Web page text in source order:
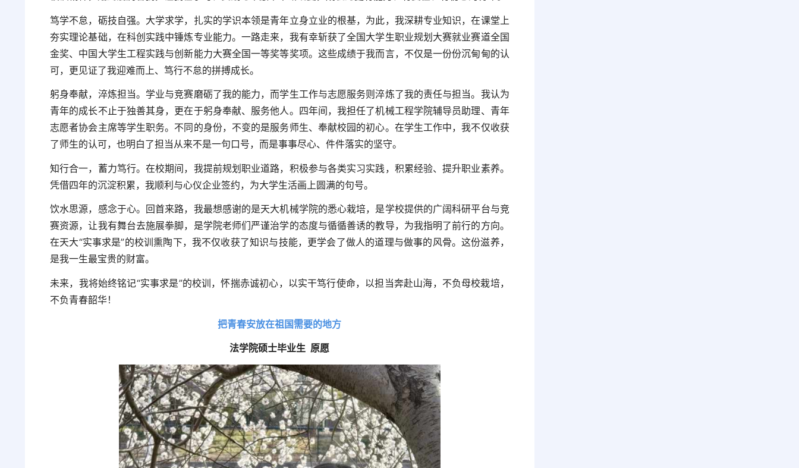
笃学不怠，砺技自强。大学求学，扎实的学识本领是青年立身立业的根基，为此，我深耕专业知识，在课堂上
夯实理论基础，在科创实践中锤炼专业能力。一路走来，我有幸斩获了全国大学生职业规划大赛就业赛道全国
金奖、中国大学生工程实践与创新能力大赛全国一等奖等奖项。这些成绩于我而言，不仅是一份份沉甸甸的认
可，更见证了我迎难而上、笃行不怠的拼搏成长。
躬身奉献，淬炼担当。学业与竞赛磨砺了我的能力，而学生工作与志愿服务则淬炼了我的责任与担当。我认为
青年的成长不止于独善其身，更在于躬身奉献、服务他人。四年间，我担任了机械工程学院辅导员助理、青年
志愿者协会主席等学生职务。不同的身份，不变的是服务师生、奉献校园的初心。在学生工作中，我不仅收获
了师生的认可，也明白了担当从来不是一句口号，而是事事尽心、件件落实的坚守。
知行合一，蓄力笃行。在校期间，我提前规划职业道路，积极参与各类实习实践，积累经验、提升职业素养。
凭借四年的沉淀积累，我顺利与心仪企业签约，为大学生活画上圆满的句号。
饮水思源，感念于心。回首来路，我最想感谢的是天大机械学院的悉心栽培，是学校提供的广阔科研平台与竞
赛资源，让我有舞台去施展拳脚，是学院老师们严谨治学的态度与循循善诱的教导，为我指明了前行的方向。
在天大“实事求是”的校训熏陶下，我不仅收获了知识与技能，更学会了做人的道理与做事的风骨。这份滋养，
是我一生最宝贵的财富。
未来，我将始终铭记“实事求是”的校训，怀揣赤诚初心，以实干笃行使命，以担当奔赴山海，不负母校栽培，
不负青春韶华！
把青春安放在祖国需要的地方
法学院硕士毕业生 原愿